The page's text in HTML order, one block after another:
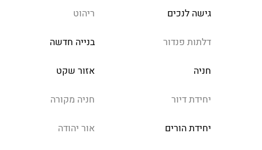
גישה לנכים ריהוט
דלתות פנדור בנייה חדשה
חניה אזור שקט
יחידת דיור חניה מקורה
יחידת הורים אור יהודה